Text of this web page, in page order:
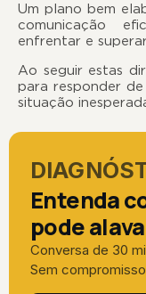
Um plano bem
comunicação
enfrentar e
Ao seguir estas
para responder
situação
Entenda
pode
Conversa de 30
Sem